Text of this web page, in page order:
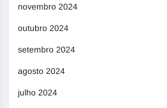
novembro 2024
outubro 2024
setembro 2024
agosto 2024
julho 2024